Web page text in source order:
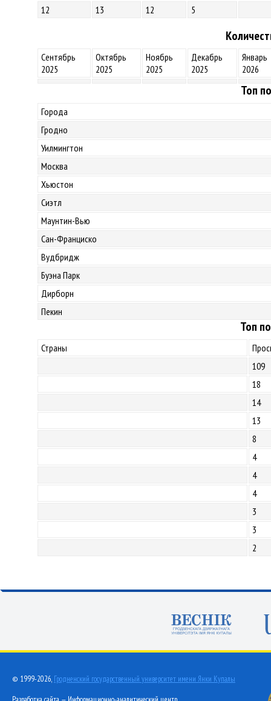
12
13 12 5
Сентябрь
2025
Октябрь
2025
Ноябрь
2025
Декабрь
2025
Январь
2026
Топ
Города
Гродно
Уилмингтон
Москва
Хьюстон
Сиэтл
Маунтин-Вью
Сан-Франциско
Вудбридж
Буэна Парк
Дирборн
Пекин
Топ
Страны
109
18
14
13
8
4
4
4
3
3
2
© 1999-2026, Гродненский государственный университет имени Янки Купалы